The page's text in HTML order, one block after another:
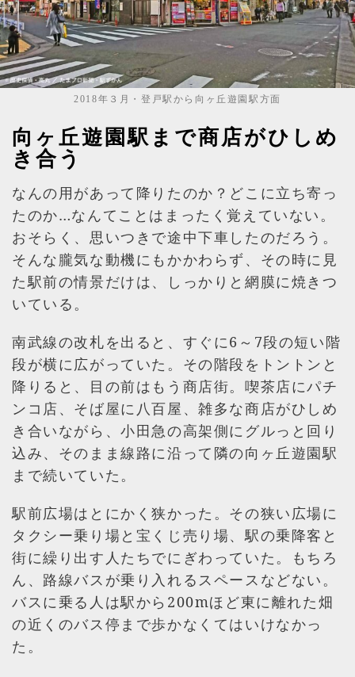
2018年３月・登戸駅から向ヶ丘遊園駅方面
向ヶ丘遊園駅まで商店がひしめ
き合う
なんの用があって降りたのか？どこに立ち寄っ
たのか…なんてことはまったく覚えていない。
おそらく、思いつきで途中下車したのだろう。
そんな朧気な動機にもかかわらず、その時に見
た駅前の情景だけは、しっかりと網膜に焼きつ
いている。
南武線の改札を出ると、すぐに6～7段の短い階
段が横に広がっていた。その階段をトントンと
降りると、目の前はもう商店街。喫茶店にパチ
ンコ店、そば屋に八百屋、雑多な商店がひしめ
き合いながら、小田急の高架側にグルっと回り
込み、そのまま線路に沿って隣の向ヶ丘遊園駅
まで続いていた。
駅前広場はとにかく狭かった。その狭い広場に
タクシー乗り場と宝くじ売り場、駅の乗降客と
街に繰り出す人たちでにぎわっていた。もちろ
ん、路線バスが乗り入れるスペースなどない。
バスに乗る人は駅から200mほど東に離れた畑
の近くのバス停まで歩かなくてはいけなかっ
た。